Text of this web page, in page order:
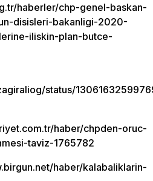
chp-genel-baskan-
disisleri-bakanligi-2020-
iliskin-plan-butce-
status/
haber/chpden-oruc-
taviz-1765782
haber/kalabaliklarin-